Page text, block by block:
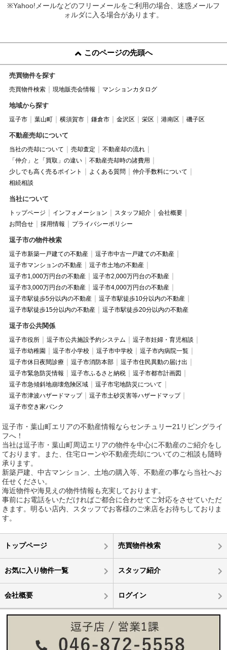
※Yahoo!メールなどのフリーメールをご利用の場合、迷惑メールフ
ォルダに入る場合があります。
このページの先頭へ
売買物件を探す
売買物件検索 現地販売会情報 マンションカタログ
地域から探す
逗子市 葉山町 横須賀市 鎌倉市 金沢区 栄区 港南区 磯子区
不動産売却について
当社の売却について 売却査定
不動産却の流れ
「仲介」と「買取」の違い
不動産売却時の諸費用
少しでも高く売るポイント
よくある質問
仲介手数料について
相続相談
当社について
トップページ インフォメーション スタッフ紹介
会社概要
お問合せ
採用情報 プライバシーポリシー
逗子市の物件検索
逗子市新築一戸建ての不動産
逗子市中古一戸建ての不動産
逗子市マンションの不動産
逗子市土地の不動産
逗子市1,000万円台の不動産
逗子市2,000万円台の不動産
逗子市3,000万円台の不動産
逗子市4,000万円台の不動産
逗子市駅徒歩5分以内の不動産
逗子市駅徒歩10分以内の不動産
逗子市駅徒歩15分以内の不動産
逗子市駅徒歩20分以内の不動産
逗子市公共関係
逗子市役所 逗子市公共施設予約システム
逗子市妊婦・育児相談
逗子市幼稚園
逗子市小学校 逗子市中学校
逗子市内病院一覧
逗子市休日夜間診療
逗子市消防本部
逗子市住民異動の届け出
逗子市緊急防災情報
逗子市ふるさと納税
逗子市都市計画図
逗子市急傾斜地崩壊危険区域
逗子市宅地防災について
逗子市津波ハザードマップ
逗子市土砂災害等ハザードマップ
逗子市空き家バンク
逗子市・葉山町エリアの不動産情報ならセンチュリー21リビングライ
フへ！
当社は逗子市・葉山町周辺エリアの物件を中心に不動産のご紹介をし
ております。また、住宅ローンや不動産売却についてのご相談も随時
承ります。
新築戸建、中古マンション、土地の購入等、不動産の事なら当社へお
任せください。
海近物件や海見えの物件情報も充実しております。
事前にお電話をいただければご都合に合わせてご対応をさせていただ
きます。明るい店内、スタッフでお客様のご来店をお待ちしておりま
す。
トップページ 売買物件検索
お気に入り物件一覧 スタッフ紹介
会社概要 ログイン